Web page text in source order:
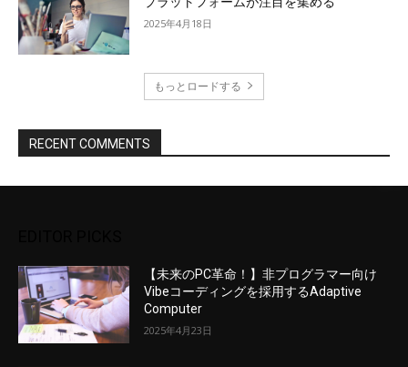
2025年4月18日
もっとロードする
RECENT COMMENTS
【未来のPC革命！】非プログラマー向け
Vibeコーディングを採用するAdaptive
Computer
2025年4月23日